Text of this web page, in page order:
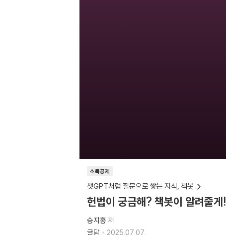
소득공제
챗GPT처럼 질문으로 쌓는 지식, 책봇
헌법이 궁금해? 책봇이 알려줄게!
승지홍 저
글담
2025.07.07.